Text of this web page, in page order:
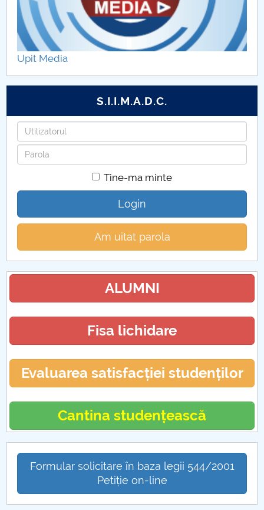
ALEGERI STUDENTI
Upit Media
S.I.I.M.A.D.C.
Utilizatorul
Parola
Tine-ma minte
Login
Am uitat parola
ALUMNI
Fisa lichidare
Evaluarea satisfacției studenților
Cantina studențească
Formular solicitare în baza legii 544/2001
Petiție on-line